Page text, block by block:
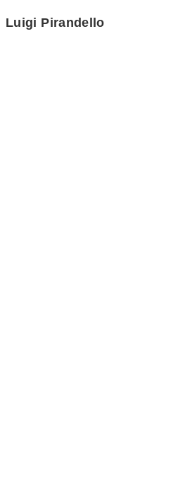
Luigi Pirandello